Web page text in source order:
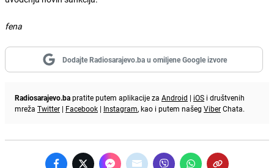
fena
Dodajte Radiosarajevo.ba u omiljene Google izvore
Radiosarajevo.bapratite putem aplikacije za Android | iOS i društvenih
mreža Twitter | Facebook | Instagram, kao i putem našeg ViberChata.